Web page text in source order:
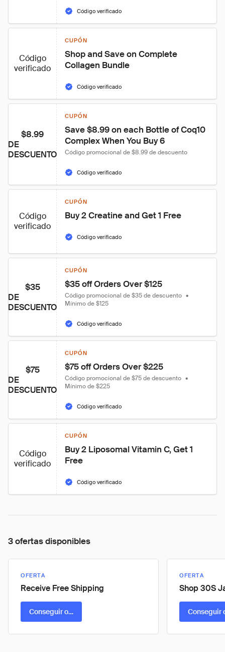
Código verificado
Código
verificado
CUPÓN
Shop and Save on Complete
Collagen Bundle
Código verificado
$8.99
DE
DESCUENTO
CUPÓN
Save $8.99 on each Bottle of Coq10
Complex When You Buy 6
Código promocional de $8.99 de descuento
Código verificado
Código
verificado
CUPÓN
Buy 2 Creatine and Get 1 Free
Código verificado
$35
DE
DESCUENTO
CUPÓN
$35 off Orders Over $125
Código promocional de $35 de descuento •
Mínimo de $125
Código verificado
$75
DE
DESCUENTO
CUPÓN
$75 off Orders Over $225
Código promocional de $75 de descuento •
Mínimo de $225
Código verificado
Código
verificado
CUPÓN
Buy 2 Liposomal Vitamin C, Get 1
Free
Código verificado
3 ofertas disponibles
OFERTA
Receive Free Shipping
Conseguir oferta
OFERTA
Shop 30S
Conseguir